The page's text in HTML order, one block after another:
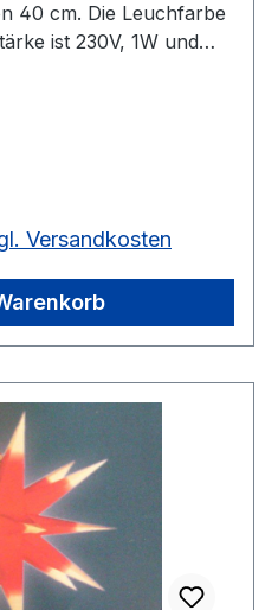
40 cm. Die Leuchfarbe
ist 230V, 1W und
Versandkosten